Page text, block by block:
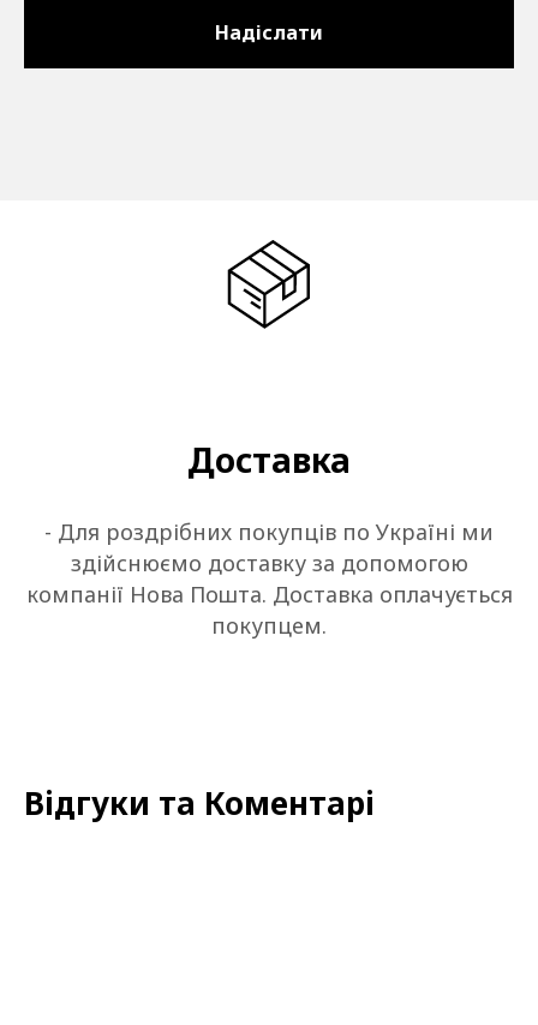
Надіслати
Доставка
- Для роздрібних покупців по Україні ми
здійснюємо доставку за допомогою
компанії Нова Пошта. Доставка оплачується
покупцем.
Відгуки та Коментарі